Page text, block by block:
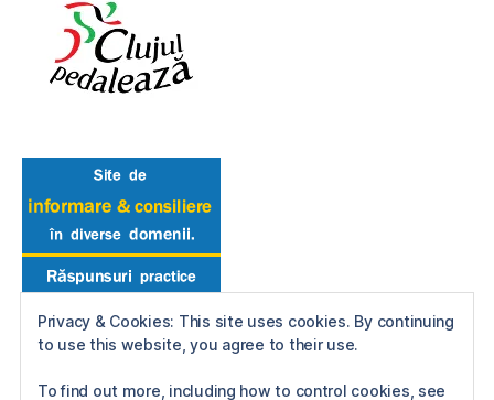
Privacy & Cookies: This site uses cookies. By continuing
to use this website, you agree to their use.
To find out more, including how to control cookies, see